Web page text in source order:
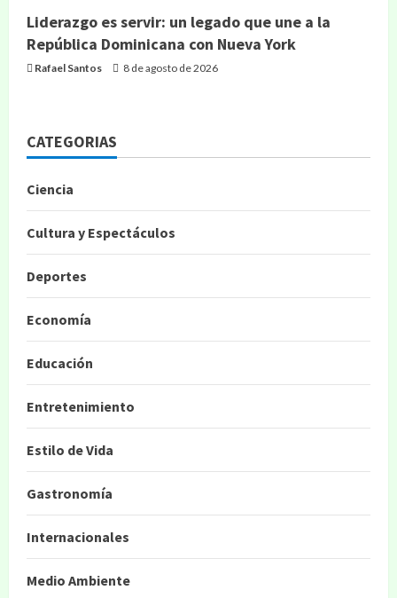
Liderazgo es servir: un legado que une a la
República Dominicana con Nueva York
Rafael Santos 8 de agosto de 2026
CATEGORIAS
Ciencia
Cultura y Espectáculos
Deportes
Economía
Educación
Entretenimiento
Estilo de Vida
Gastronomía
Internacionales
Medio Ambiente